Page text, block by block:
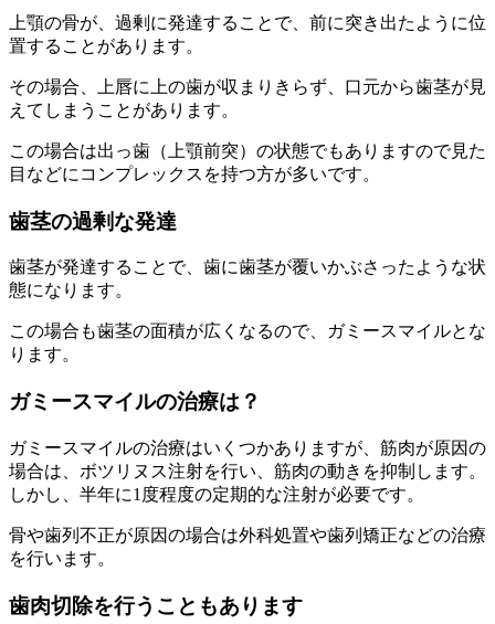
上顎の骨が、過剰に発達することで、前に突き出たように位
置することがあります。
その場合、上唇に上の歯が収まりきらず、口元から歯茎が見
えてしまうことがあります。
この場合は出っ歯（上顎前突）の状態でもありますので見た
目などにコンプレックスを持つ方が多いです。
歯茎の過剰な発達
歯茎が発達することで、歯に歯茎が覆いかぶさったような状
態になります。
この場合も歯茎の面積が広くなるので、ガミースマイルとな
ります。
ガミースマイルの治療は？
ガミースマイルの治療はいくつかありますが、筋肉が原因の
場合は、ボツリヌス注射を行い、筋肉の動きを抑制します。
しかし、半年に1度程度の定期的な注射が必要です。
骨や歯列不正が原因の場合は外科処置や歯列矯正などの治療
を行います。
歯肉切除を行うこともあります